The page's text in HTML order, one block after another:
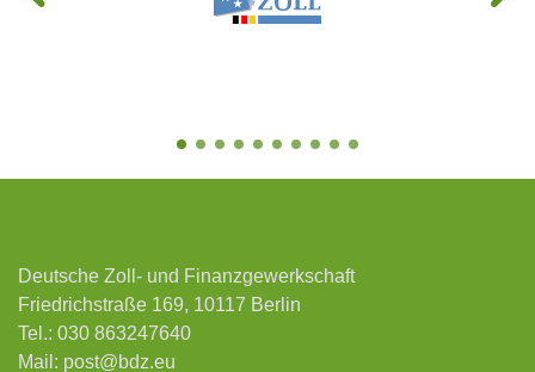
Deutsche Zoll- und Finanzgewerkschaft
Friedrichstraße 169, 10117 Berlin
Tel.: 030 863247640
Mail: post@bdz.eu